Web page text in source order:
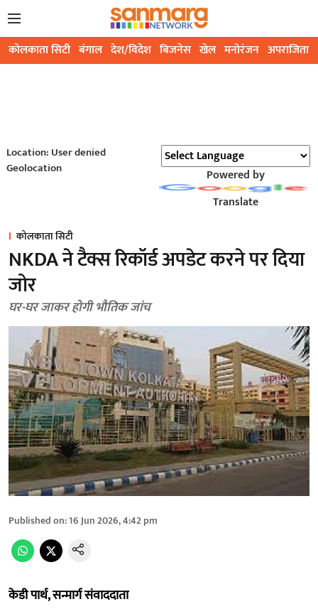
कोलकाता सिटी बंगाल देश/विदेश बिजनेस खेल मनोरंजन अपराजिता
Location: User denied
Geolocation
Powered by
Translate
कोलकाता सिटी
NKDA ने टैक्स रिकॉर्ड अपडेट करने पर दिया
जोर
घर-घर जाकर होगी भौतिक जांच
Published on:16 Jun 2026, 4:42 pm
केडी पार्थ, सन्मार्ग संवाददाता